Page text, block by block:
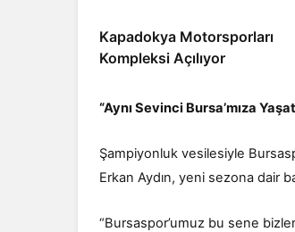
Kapadokya Motorsporları
Kompleksi Açılıyor
“Aynı Sevinci Bursa’mıza
Şampiyonluk vesilesiyle
Erkan Aydın, yeni sezona dair
“Bursaspor’umuz bu sene